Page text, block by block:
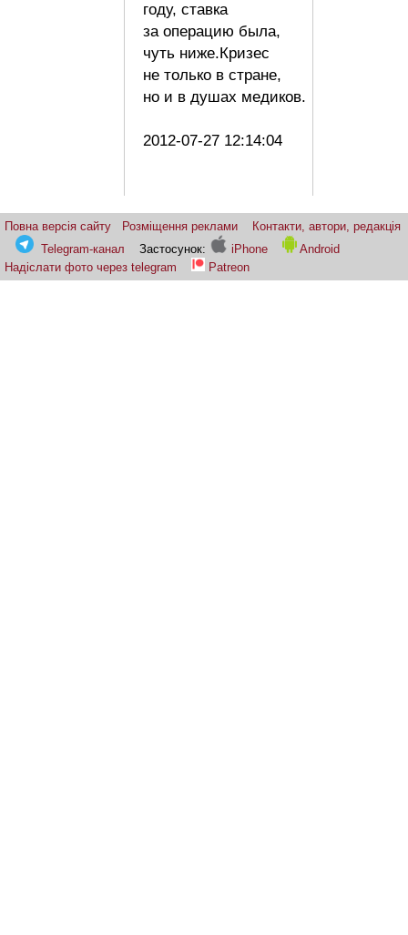
году, ставка
за операцию была,
чуть ниже.Кризес
не только в стране,
но и в душах медиков.
2012-07-27 12:14:04
Повна версія сайту Розміщення реклами
Контакти, автори, редакція
Telegram-канал
Застосунок: iPhone
Android
Надіслати фото через telegram
Patreon